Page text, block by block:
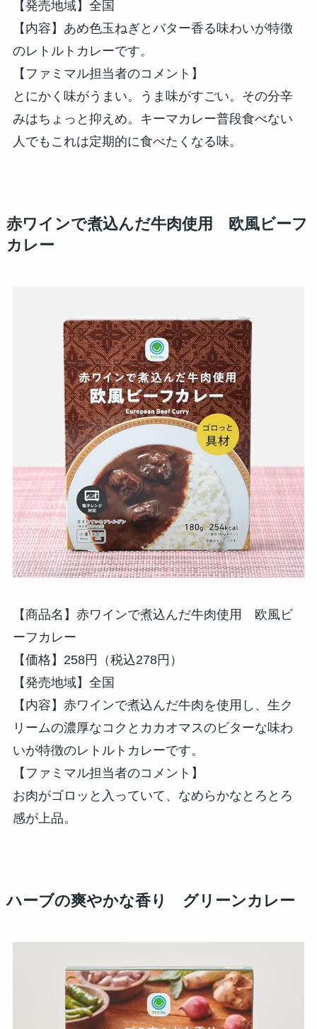
【発売地域】全国
【内容】あめ色玉ねぎとバター香る味わいが特徴
のレトルトカレーです。
【ファミマル担当者のコメント】
とにかく味がうまい。うま味がすごい。その分辛
みはちょっと抑えめ。キーマカレー普段食べない
人でもこれは定期的に食べたくなる味。
赤ワインで煮込んだ牛肉使用 欧風ビーフ
カレー
【商品名】赤ワインで煮込んだ牛肉使用 欧風ビ
ーフカレー
【価格】258円（税込278円）
【発売地域】全国
【内容】赤ワインで煮込んだ牛肉を使用し、生ク
リームの濃厚なコクとカカオマスのビターな味わ
いが特徴のレトルトカレーです。
【ファミマル担当者のコメント】
お肉がゴロッと入っていて、なめらかなとろとろ
感が上品。
ハーブの爽やかな香り グリーンカレー